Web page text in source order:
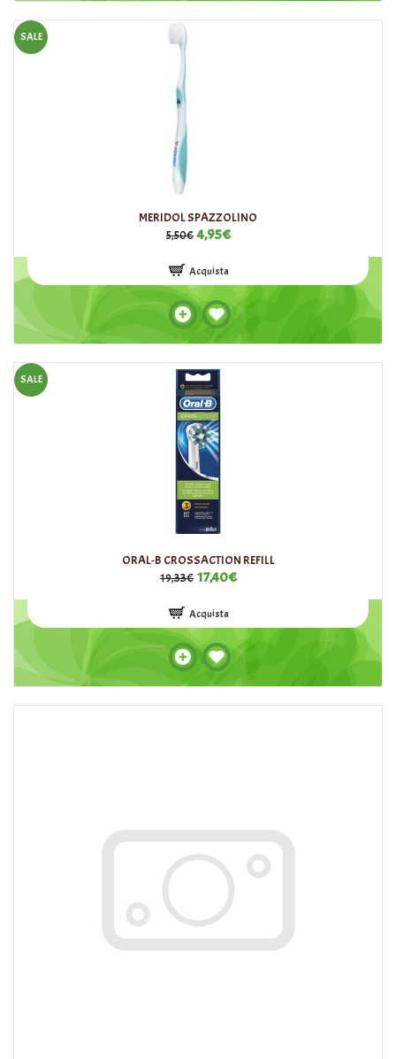
SALE
MERIDOL SPAZZOLINO
5,50€ 4,95€
Acquista
SALE
ORAL-B CROSSACTION REFILL
19,33€ 17,40€
Acquista